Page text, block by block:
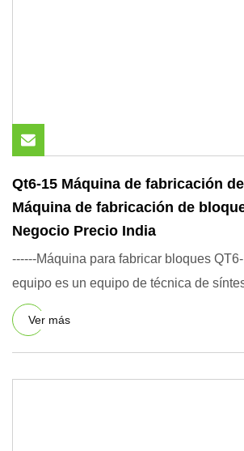
Qt6-15 Máquina de fabricación
Máquina de fabricación de
Negocio Precio India
------Máquina para fabricar bloques
equipo es un equipo de técnica de
PLC
Ver más